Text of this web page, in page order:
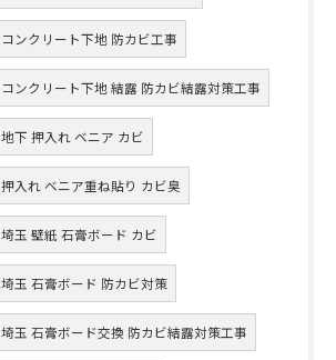
コンクリート下地 防カビ工事
コンクリート下地 結露 防カビ結露対策工事
地下 押入れ ベニア カビ
押入れ ベニア重ね貼り カビ臭
埼玉 壁紙 石膏ボード カビ
埼玉 石膏ボード 防カビ対策
埼玉 石膏ボード交換 防カビ結露対策工事